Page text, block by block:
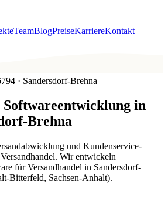
TeamBlogPreiseKarriereKontakt
· Sandersdorf-Brehna
Softwareentwicklung in
Brehna
und Kundenservice-
Wir entwickeln
für Versandhandel in Sandersdorf-
Bitterfeld, Sachsen-Anhalt).